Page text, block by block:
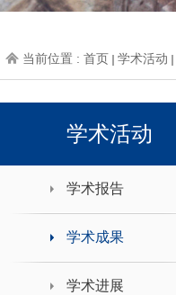
学院院刊
当前位置 : 首页 学术活动
学术活动
学术报告
学术成果
学术进展